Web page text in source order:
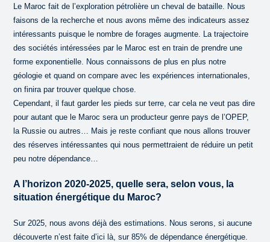
Le Maroc fait de l’exploration pétrolière un cheval de bataille. Nous
faisons de la recherche et nous avons même des indicateurs assez
intéressants puisque le nombre de forages augmente. La trajectoire
des sociétés intéressées par le Maroc est en train de prendre une
forme exponentielle. Nous connaissons de plus en plus notre
géologie et quand on compare avec les expériences internationales,
on finira par trouver quelque chose.
Cependant, il faut garder les pieds sur terre, car cela ne veut pas dire
pour autant que le Maroc sera un producteur genre pays de l’OPEP,
la Russie ou autres… Mais je reste confiant que nous allons trouver
des réserves intéressantes qui nous permettraient de réduire un petit
peu notre dépendance…
A l’horizon 2020-2025, quelle sera, selon vous, la
situation énergétique du Maroc?
Sur 2025, nous avons déjà des estimations. Nous serons, si aucune
découverte n’est faite d’ici là, sur 85% de dépendance énergétique.